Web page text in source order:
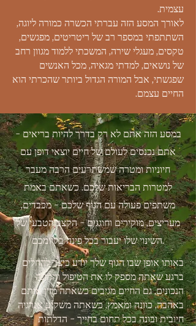
עצמית.
לאורך המסע הזה עברתי הכשרה כמורה ליוגה,
השתתפתי במספר רב של ריטריטים, מפגשים,
טקסים, מעגלי שירה, המשכתי ללמוד מגוון רחב
של נושאים, למדתי מגאיה, מכל האנשים
שפגשתי, אבל המורה הגדול ביותר שהכרתי הוא
החיים עצמם.
במסע הזה אתם לא רק בדרך להיות בריאים -
אתם נכנסים לעולם של חיים יוצאי דופן עם
חיוניות ומטרה שמשתרעים הרבה מעבר
למטרות הבריאות שלכם. כשאתם באמת
משתפים פעולה עם הגוף שלכם - מכבדים,
מעריצים, מוקירים וחוגגים - הקצב הטבעי של
השינוי שלו יעבור בכל פינה בקיומכם.
באותו אופן שבו הגוף שלך יודע כיצד להחלים
ברגע שאתה מספק לו את הטיפול וההזנה
הנכונים, גם החיים מגיבים כשאתה מזין אותם
באהבה, כוונה ומאמץ, כשאתה משקיע אנרגיה
חיובית ובונה בכל תחום בחייך - הדלתות